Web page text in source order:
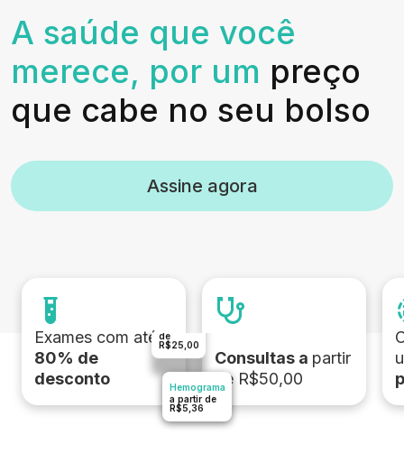
A saúde que você
merece, por um preço
que cabe no seu bolso
Assine agora
Exames com até
80% de
desconto
Consultas a partir
de R$50,00
a partir
de
R$25,00
a partir de
R$5,36